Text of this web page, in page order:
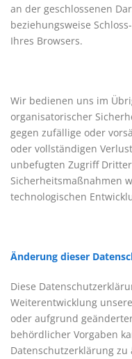
an der geschlossenen
beziehungsweise
Ihres Browsers.
Wir bedienen uns im
organisatorischer
gegen zufällige oder
oder vollständigen
unbefugten Zugriff
Sicherheitsmaßnahmen
technologischen
Änderung dieser
Diese
Weiterentwicklung
oder aufgrund
behördlicher Vorgaben
Datenschutzerklärung